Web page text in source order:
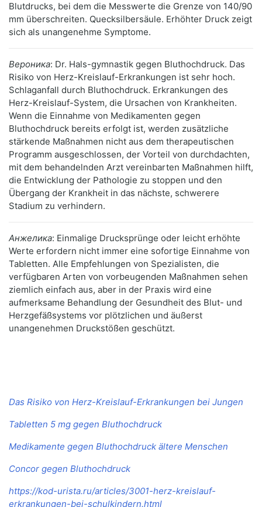
Blutdrucks, bei dem die Messwerte die Grenze von 140/90
mm überschreiten. Quecksilbersäule. Erhöhter Druck zeigt
sich als unangenehme Symptome.
Вероника: Dr. Hals-gymnastik gegen Bluthochdruck. Das
Risiko von Herz-Kreislauf-Erkrankungen ist sehr hoch.
Schlaganfall durch Bluthochdruck. Erkrankungen des
Herz-Kreislauf-System, die Ursachen von Krankheiten.
Wenn die Einnahme von Medikamenten gegen
Bluthochdruck bereits erfolgt ist, werden zusätzliche
stärkende Maßnahmen nicht aus dem therapeutischen
Programm ausgeschlossen, der Vorteil von durchdachten,
mit dem behandelnden Arzt vereinbarten Maßnahmen hilft,
die Entwicklung der Pathologie zu stoppen und den
Übergang der Krankheit in das nächste, schwerere
Stadium zu verhindern.
Анжелика: Einmalige Drucksprünge oder leicht erhöhte
Werte erfordern nicht immer eine sofortige Einnahme von
Tabletten. Alle Empfehlungen von Spezialisten, die
verfügbaren Arten von vorbeugenden Maßnahmen sehen
ziemlich einfach aus, aber in der Praxis wird eine
aufmerksame Behandlung der Gesundheit des Blut- und
Herzgefäßsystems vor plötzlichen und äußerst
unangenehmen Druckstößen geschützt.
Das Risiko von Herz-Kreislauf-Erkrankungen bei Jungen
Tabletten 5 mg gegen Bluthochdruck
Medikamente gegen Bluthochdruck ältere Menschen
Concor gegen Bluthochdruck
https://kod-urista.ru/articles/3001-herz-kreislauf-
erkrankungen-bei-schulkindern.html